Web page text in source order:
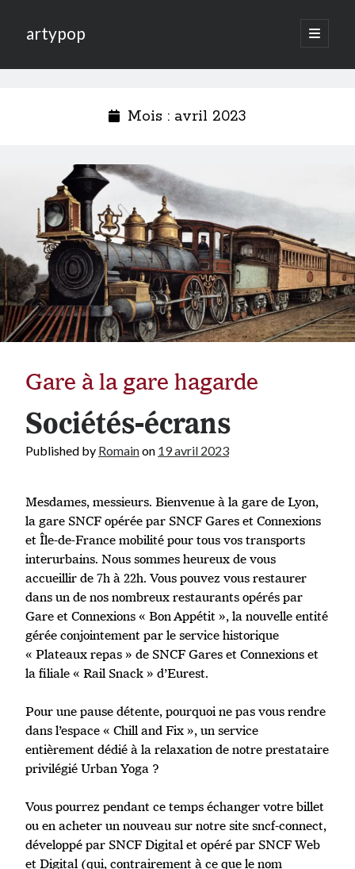
artypop
open
primary
Mois : avril 2023
Gare à la gare hagarde
Sociétés-écrans
Published by Romainon 19 avril 2023
Mesdames, messieurs. Bienvenue à la gare de Lyon,
la gare SNCF opérée par SNCF Gares et Connexions
et Île-de-France mobilité pour tous vos transports
interurbains. Nous sommes heureux de vous
accueillir de 7h à 22h. Vous pouvez vous restaurer
dans un de nos nombreux restaurants opérés par
Gare et Connexions « Bon Appétit », la nouvelle entité
gérée conjointement par le service historique
« Plateaux repas » de SNCF Gares et Connexions et
la filiale « Rail Snack » d’Eurest.
Pour une pause détente, pourquoi ne pas vous rendre
dans l’espace « Chill and Fix », un service
entièrement dédié à la relaxation de notre prestataire
privilégié Urban Yoga ?
Vous pourrez pendant ce temps échanger votre billet
ou en acheter un nouveau sur notre site sncf-connect,
développé par SNCF Digital et opéré par SNCF Web
et Digital (qui, contrairement à ce que le nom